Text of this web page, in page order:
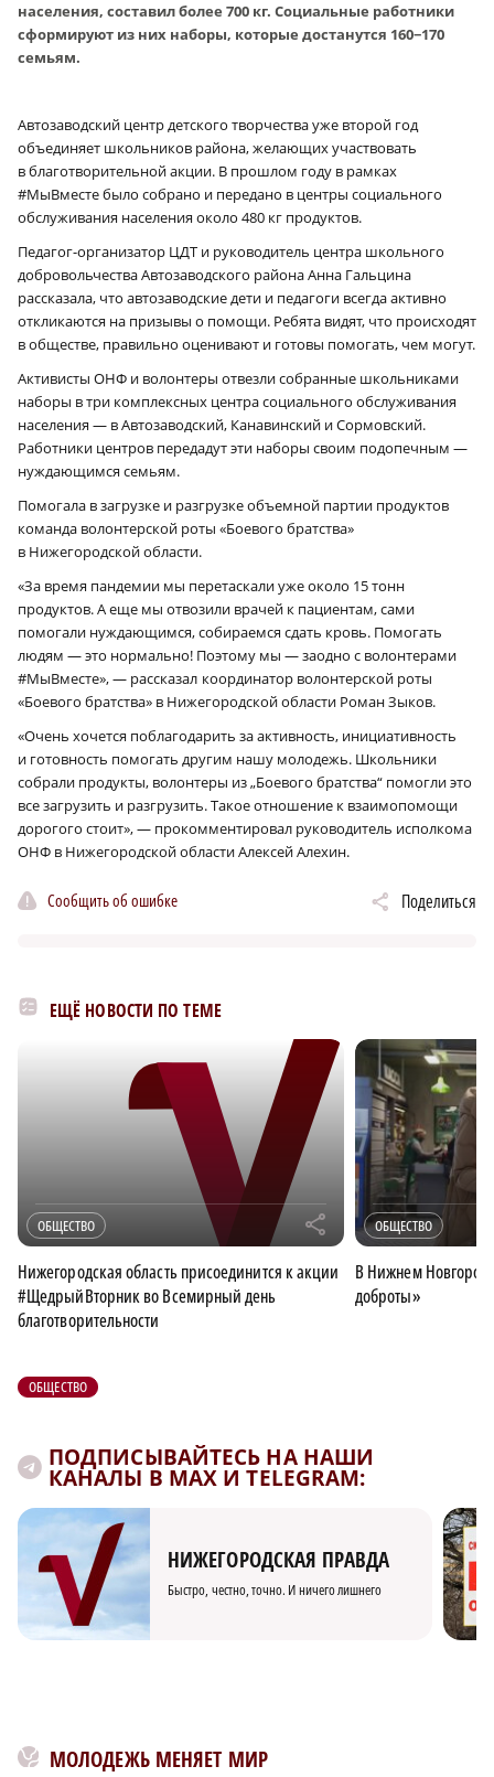
населения, составил более 700 кг. Социальные работники
сформируют из них наборы, которые достанутся 160−170
семьям.
Автозаводский центр детского творчества уже второй год
объединяет школьников района, желающих участвовать
в благотворительной акции. В прошлом году в рамках
#МыВместе было собрано и передано в центры социального
обслуживания населения около 480 кг продуктов.
Педагог-организатор ЦДТ и руководитель центра школьного
добровольчества Автозаводского района Анна Гальцина
рассказала, что автозаводские дети и педагоги всегда активно
откликаются на призывы о помощи. Ребята видят, что происходят
в обществе, правильно оценивают и готовы помогать, чем могут.
Активисты ОНФ и волонтеры отвезли собранные школьниками
наборы в три комплексных центра социального обслуживания
населения — в Автозаводский, Канавинский и Сормовский.
Работники центров передадут эти наборы своим подопечным —
нуждающимся семьям.
Помогала в загрузке и разгрузке объемной партии продуктов
команда волонтерской роты «Боевого братства»
в Нижегородской области.
«За время пандемии мы перетаскали уже около 15 тонн
продуктов. А еще мы отвозили врачей к пациентам, сами
помогали нуждающимся, собираемся сдать кровь. Помогать
людям — это нормально! Поэтому мы — заодно с волонтерами
#МыВместе», — рассказал координатор волонтерской роты
«Боевого братства» в Нижегородской области Роман Зыков.
«Очень хочется поблагодарить за активность, инициативность
и готовность помогать другим нашу молодежь. Школьники
собрали продукты, волонтеры из „Боевого братства“ помогли это
все загрузить и разгрузить. Такое отношение к взаимопомощи
дорогого стоит», — прокомментировал руководитель исполкома
ОНФ в Нижегородской области Алексей Алехин.
Сообщить об ошибке Поделиться
ЕЩЁ НОВОСТИ ПО ТЕМЕ
ОБЩЕСТВО r
Нижегородская область присоединится к акции
#ЩедрыйВторник во Всемирный день
благотворительности
ОБЩЕСТВО
В Нижнем
доброты»
ОБЩЕСТВО
ПОДПИСЫВАЙТЕСЬ НА НАШИ
КАНАЛЫ В MAX И TELEGRAM:
НИЖЕГОРОДСКАЯ ПРАВДА
Быстро, честно, точно. И ничего лишнего
МОЛОДЕЖЬ МЕНЯЕТ МИР